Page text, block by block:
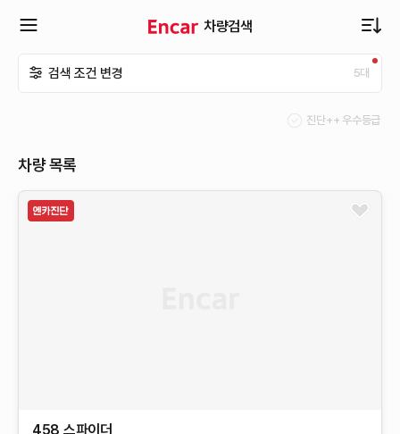
차량검색
뉴
검색 조건 변경 5대
진단++ 우수등급
차량 목록
458 스파이더